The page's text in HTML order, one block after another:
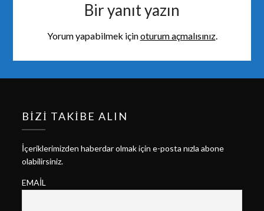
Bir yanıt yazın
Yorum yapabilmek içinoturum açmalısınız.
BIZI TAKIBE ALIN
İçeriklerimizden haberdar olmak için e-posta nızla abone
olabilirsiniz.
EMAIL